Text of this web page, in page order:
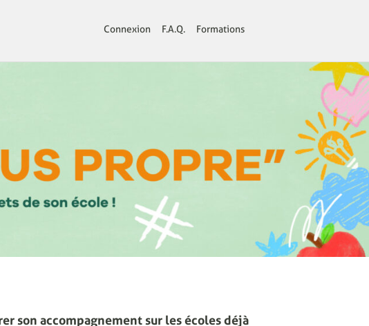
Connexion F.A.Q. Formations
son accompagnement sur les écoles déjà